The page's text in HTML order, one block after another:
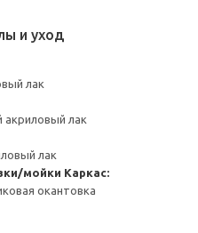
и уход
лак
лак
лак
мойки Каркас:
окантовка